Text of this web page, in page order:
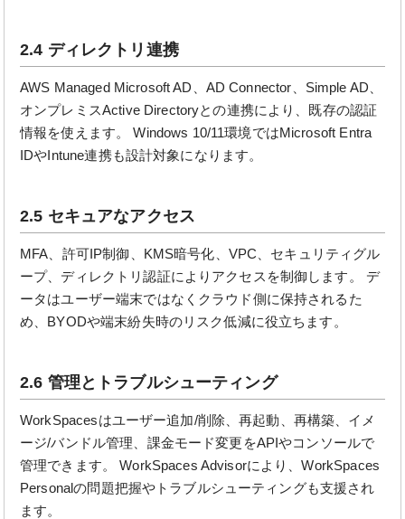
2.4 ディレクトリ連携
AWS Managed Microsoft AD、AD Connector、Simple AD、
オンプレミスActive Directoryとの連携により、既存の認証
情報を使えます。 Windows 10/11環境ではMicrosoft Entra
IDやIntune連携も設計対象になります。
2.5 セキュアなアクセス
MFA、許可IP制御、KMS暗号化、VPC、セキュリティグル
ープ、ディレクトリ認証によりアクセスを制御します。 デ
ータはユーザー端末ではなくクラウド側に保持されるた
め、BYODや端末紛失時のリスク低減に役立ちます。
2.6 管理とトラブルシューティング
WorkSpacesはユーザー追加/削除、再起動、再構築、イメ
ージ/バンドル管理、課金モード変更をAPIやコンソールで
管理できます。 WorkSpaces Advisorにより、WorkSpaces
Personalの問題把握やトラブルシューティングも支援され
ます。